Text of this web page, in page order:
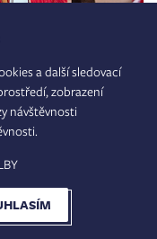
a další sledovací
zobrazení
návštěvnosti